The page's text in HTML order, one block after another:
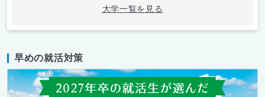
大学一覧を見る
早めの就活対策